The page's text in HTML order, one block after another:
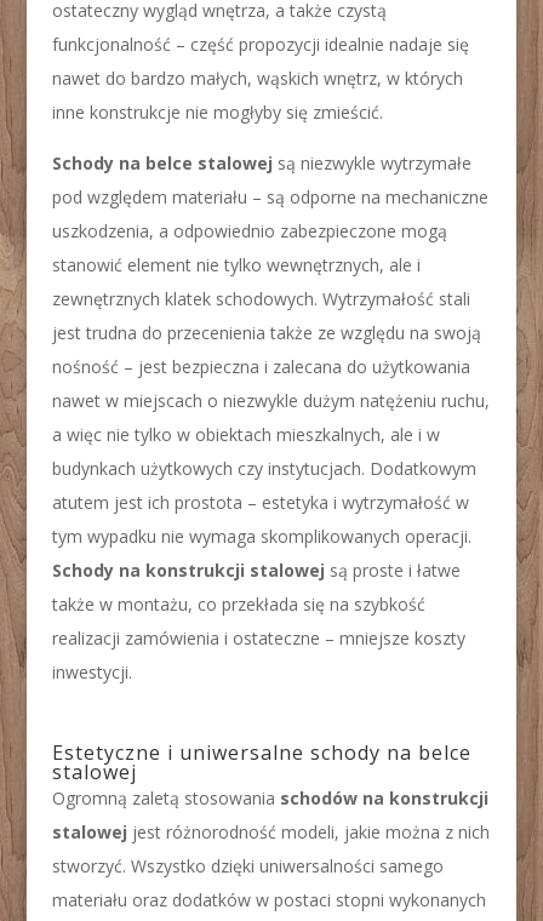
ostateczny wygląd wnętrza, a także czystą
funkcjonalność – część propozycji idealnie nadaje się
nawet do bardzo małych, wąskich wnętrz, w których
inne konstrukcje nie mogłyby się zmieścić.
Schody na belce stalowej są niezwykle wytrzymałe
pod względem materiału – są odporne na mechaniczne
uszkodzenia, a odpowiednio zabezpieczone mogą
stanowić element nie tylko wewnętrznych, ale i
zewnętrznych klatek schodowych. Wytrzymałość stali
jest trudna do przecenienia także ze względu na swoją
nośność – jest bezpieczna i zalecana do użytkowania
nawet w miejscach o niezwykle dużym natężeniu ruchu,
a więc nie tylko w obiektach mieszkalnych, ale i w
budynkach użytkowych czy instytucjach. Dodatkowym
atutem jest ich prostota – estetyka i wytrzymałość w
tym wypadku nie wymaga skomplikowanych operacji.
Schody na konstrukcji stalowej są proste i łatwe
także w montażu, co przekłada się na szybkość
realizacji zamówienia i ostateczne – mniejsze koszty
inwestycji.
Estetyczne i uniwersalne schody na belce
stalowej
Ogromną zaletą stosowania schodów na konstrukcji
stalowej jest różnorodność modeli, jakie można z nich
stworzyć. Wszystko dzięki uniwersalności samego
materiału oraz dodatków w postaci stopni wykonanych